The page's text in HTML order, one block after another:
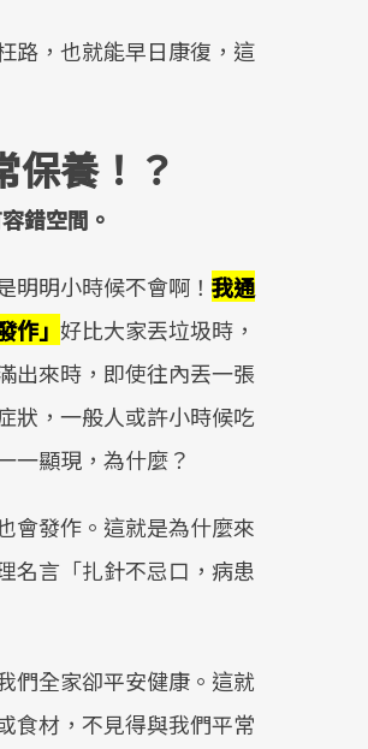
路，也就能早日康復，這
保養！？
錯空間。
明明小時候不會啊！ 我通
」 好比大家丟垃圾時，
出來時，即使往內丟一張
狀，一般人或許小時候吃
一顯現，為什麼？
會發作。這就是為什麼來
名言「扎針不忌口，病患
們全家卻平安健康。這就
食材，不見得與我們平常